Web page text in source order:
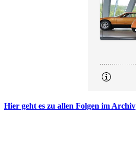
Hier geht es zu allen Folgen im Archiv